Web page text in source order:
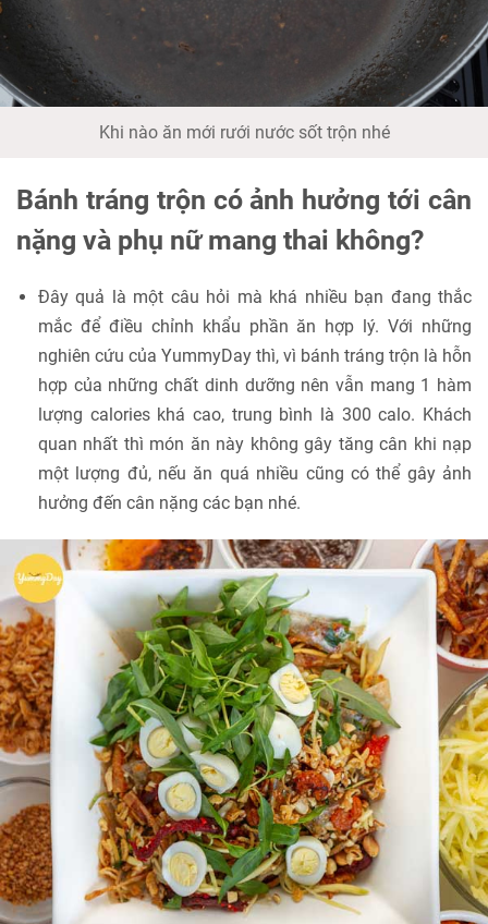
Khi nào ăn mới rưới nước sốt trộn nhé
Bánh tráng trộn có ảnh hưởng tới cân
nặng và phụ nữ mang thai không?
Đây quả là một câu hỏi mà khá nhiều bạn đang thắc
mắc để điều chỉnh khẩu phần ăn hợp lý. Với những
nghiên cứu của YummyDay thì, vì bánh tráng trộn là hỗn
hợp của những chất dinh dưỡng nên vẫn mang 1 hàm
lượng calories khá cao, trung bình là 300 calo. Khách
quan nhất thì món ăn này không gây tăng cân khi nạp
một lượng đủ, nếu ăn quá nhiều cũng có thể gây ảnh
hưởng đến cân nặng các bạn nhé.